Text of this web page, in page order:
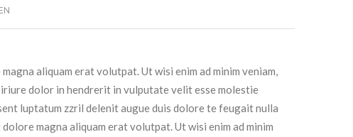
aliquam erat volutpat. Ut wisi enim ad minim veniam,
dolor in hendrerit in vulputate velit esse molestie
luptatum zzril delenit augue duis dolore te feugait nulla
magna aliquam erat volutpat. Ut wisi enim ad minim